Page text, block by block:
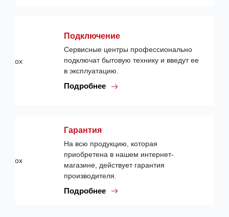
Подключение
Сервисные центры профессионально
подключат бытовую технику и введут ее
в эксплуатацию.
Подробнее
Гарантия
На всю продукцию, которая
приобретена в нашем интернет-
магазине, действует гарантия
производителя.
Подробнее